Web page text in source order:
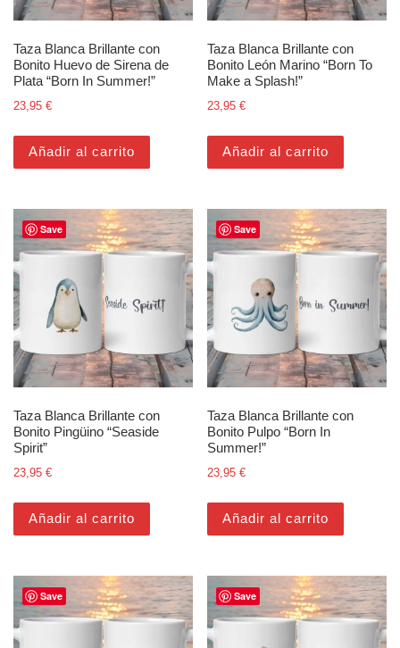
Taza Blanca Brillante con
Bonito Huevo de Sirena de
Plata “Born In Summer!”
23,95 €
Añadir al carrito
Taza Blanca Brillante con
Bonito León Marino “Born To
Make a Splash!”
23,95€
Añadir al carrito
Save
Taza Blanca Brillante con
Bonito Pingüino “Seaside
Spirit”
23,95 €
Añadir al carrito
Save
Taza Blanca Brillante con
Bonito Pulpo “Born In
Summer!”
23,95€
Añadir al carrito
Save Save